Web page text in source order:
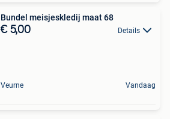
Bundel meisjeskledij maat 68
€ 5,00 Details
Veurne Vandaag